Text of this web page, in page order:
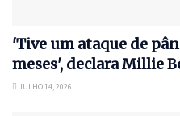
'Tive um ataque de
meses', declara Millie
JULHO 14, 2026